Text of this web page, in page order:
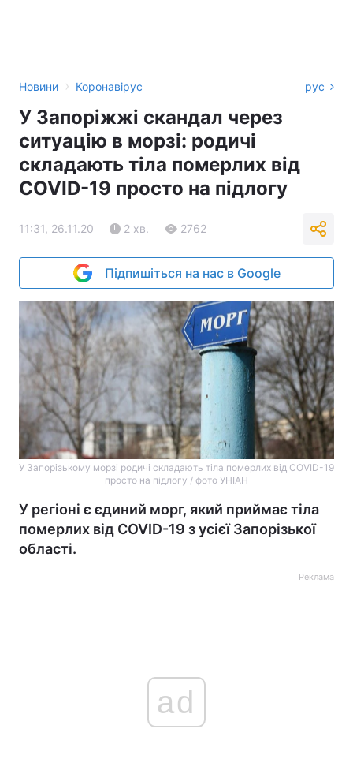
Новини › Коронавірус рус
У Запоріжжі скандал через
ситуацію в морзі: родичі
складають тіла померлих від
COVID-19 просто на підлогу
11:31, 26.11.20 2 хв. 2762
Підпишіться на нас в Google
У Запорізькому морзі родичі складають тіла померлих від COVID-19
просто на підлогу / фото УНІАН
У регіоні є єдиний морг, який приймає тіла
померлих від COVID-19 з усієї Запорізької
області.
Реклама
ad